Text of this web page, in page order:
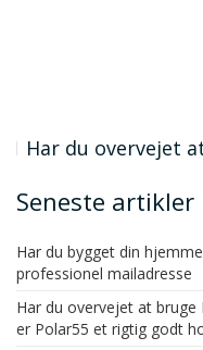
Har du overvejet
Seneste artikler
Har du bygget din
professionel mailadresse
Har du overvejet at
er Polar55 et rigtig godt